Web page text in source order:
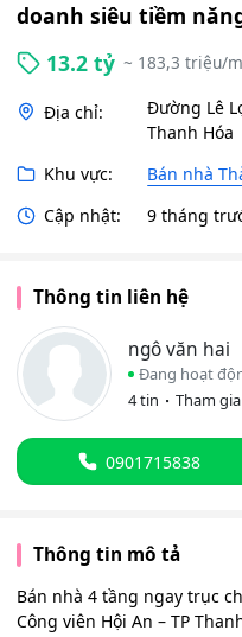
doanh siêu tiềm
13.2 tỷ ~ 183,3 triệu/
Địa chỉ:
Đường Lê
Thanh Hóa
Khu vực:
Bán nhà
Cập nhật:
9 tháng
Thông tin liên hệ
ngô văn hai
Đang hoạt
4 tin
Tham
0901715838
Thông tin mô tả
Bán nhà 4 tầng ngay trục
Công viên Hội An – TP